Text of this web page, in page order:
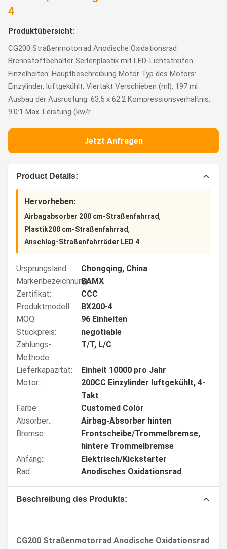
4
Produktübersicht:
CG200 Straßenmotorrad Anodische Oxidationsrad
Brennstoffbehälter Seitenplastik mit LED-Lichtstreifen
Einzelheiten: Hauptbeschreibung Motor Typ des Motors:
Einzylinder, luftgekühlt, Viertakt Verschieben (ml): 197 ml
Ausbau der Ausrüstung: 63.5 x 62.2 Kompressionsverhältnis:
9.0:1 Max. Leistung (kw/r...
Jetzt Anfragen
Product Details:
Hervorheben:
Airbagabsorber 200 cm-Straßenfahrrad,
Plastik200 cm-Straßenfahrrad,
Anschlag-Straßenfahrräder LED 4
Ursprungsland:
Chongqing, China
Markenbezeichnung:BAMX
Zertifikat:
CCC
Produktmodell:
BX200-4
MOQ:
96 Einheiten
Stückpreis:
negotiable
Zahlungs-
Methode:
T/T, L/C
Lieferkapazität:
Einheit 10000 pro Jahr
Motor::
200CC Einzylinder luftgekühlt, 4-
Takt
Farbe::
Customed Color
Absorber::
Airbag-Absorber hinten
Bremse::
Frontscheibe/Trommelbremse,
hintere Trommelbremse
Anfang::
Elektrisch/Kickstarter
Rad::
Anodisches Oxidationsrad
Beschreibung des Produkts:
CG200 Straßenmotorrad Anodische Oxidationsrad